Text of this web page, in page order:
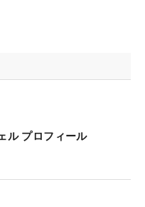
のファンにとっては
た米ツアー初優勝が
が初日の第1打を打
に手書きしていた
を言い渡される波乱
ル プロフィール